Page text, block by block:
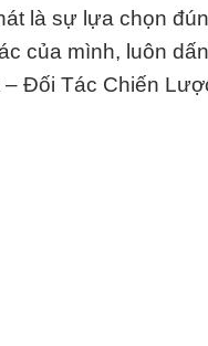
là sự lựa chọn
của mình, luôn
Đối Tác Chiến